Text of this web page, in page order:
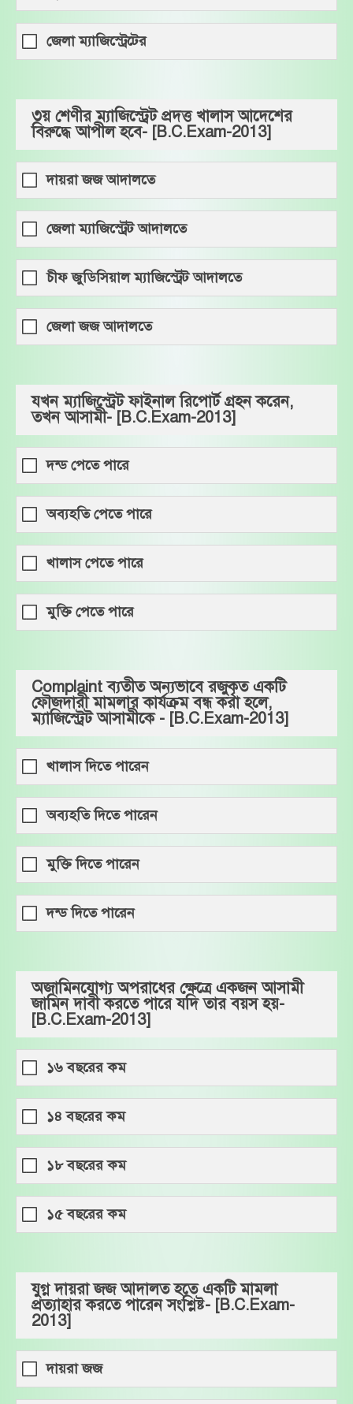
জেলা ম্যাজিস্ট্রেটের
৩য় শেণীর ম্যাজিস্ট্রেট প্রদত্ত খালাস আদেশের
বিরুদ্ধে আপীল হবে- [B.C.Exam-2013]
দায়রা জজ আদালতে
জেলা ম্যাজিস্ট্রেট আদালতে
চীফ জুডিসিয়াল ম্যাজিস্ট্রেট আদালতে
জেলা জজ আদালতে
যখন ম্যাজিস্ট্রেট ফাইনাল রিপোর্ট গ্রহন করেন,
তখন আসামী- [B.C.Exam-2013]
দন্ড পেতে পারে
অব্যহতি পেতে পারে
খালাস পেতে পারে
মুক্তি পেতে পারে
Complaint ব্যতীত অন্যভাবে রজুকৃত একটি
ফৌজদারী মামলার কার্যক্রম বন্ধ করা হলে,
ম্যাজিস্ট্রেট আসামীকে - [B.C.Exam-2013]
খালাস দিতে পারেন
অব্যহতি দিতে পারেন
মুক্তি দিতে পারেন
দন্ড দিতে পারেন
অজামিনযোগ্য অপরাধের ক্ষেত্রে একজন আসামী
জামিন দাবী করতে পারে যদি তার বয়স হয়-
[B.C.Exam-2013]
১৬ বছরের কম
১৪ বছরের কম
১৮ বছরের কম
১৫ বছরের কম
যুগ্ন দায়রা জজ আদালত হতে একটি মামলা
প্রত্যাহার করতে পারেন সংশ্লিষ্ট- [B.C.Exam-
2013]
দায়রা জজ